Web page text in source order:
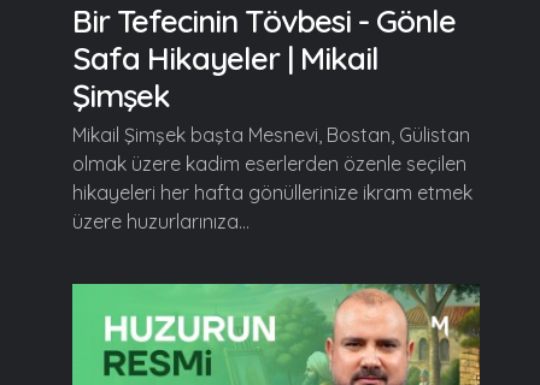
Bir Tefecinin Tövbesi - Gönle
Safa Hikayeler | Mikail
Şimşek
Mikail Şimşek başta Mesnevi, Bostan, Gülistan
olmak üzere kadim eserlerden özenle seçilen
hikayeleri her hafta gönüllerinize ikram etmek
üzere huzurlarınıza...